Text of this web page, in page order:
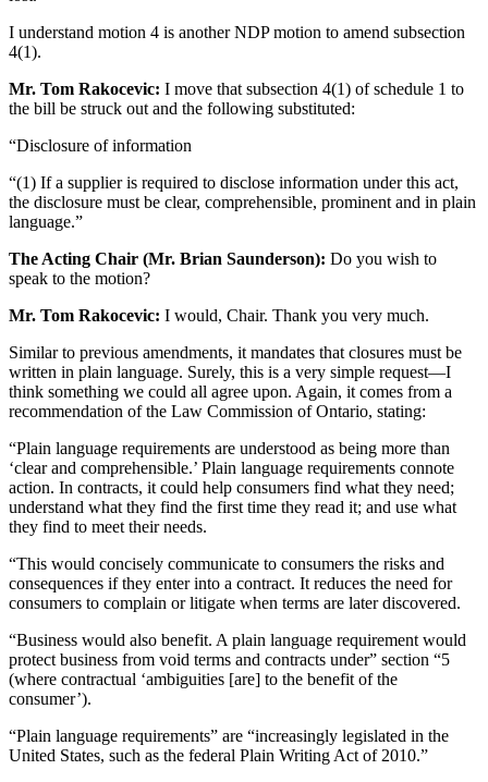
I understand motion 4 is another NDP motion to amend subsection
4(1).
Mr. Tom Rakocevic: I move that subsection 4(1) of schedule 1 to
the bill be struck out and the following substituted:
“Disclosure of information
“(1) If a supplier is required to disclose information under this act,
the disclosure must be clear, comprehensible, prominent and in plain
language.”
The Acting Chair (Mr. Brian Saunderson): Do you wish to
speak to the motion?
Mr. Tom Rakocevic: I would, Chair. Thank you very much.
Similar to previous amendments, it mandates that closures must be
written in plain language. Surely, this is a very simple request—I
think something we could all agree upon. Again, it comes from a
recommendation of the Law Commission of Ontario, stating:
“Plain language requirements are understood as being more than
‘clear and comprehensible.’ Plain language requirements connote
action. In contracts, it could help consumers find what they need;
understand what they find the first time they read it; and use what
they find to meet their needs.
“This would concisely communicate to consumers the risks and
consequences if they enter into a contract. It reduces the need for
consumers to complain or litigate when terms are later discovered.
“Business would also benefit. A plain language requirement would
protect business from void terms and contracts under” section “5
(where contractual ‘ambiguities [are] to the benefit of the
consumer’).
“Plain language requirements” are “increasingly legislated in the
United States, such as the federal Plain Writing Act of 2010.”